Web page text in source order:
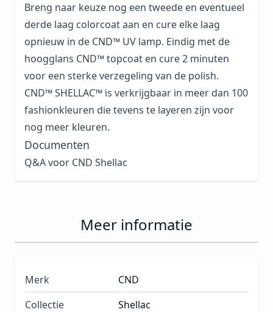
Breng naar keuze nog een tweede en eventueel
derde laag colorcoat aan en cure elke laag
opnieuw in de CND™ UV lamp. Eindig met de
hoogglans CND™ topcoat en cure 2 minuten
voor een sterke verzegeling van de polish.
CND™ SHELLAC™ is verkrijgbaar in meer dan 100
fashionkleuren die tevens te layeren zijn voor
nog meer kleuren.
Documenten
Q&A voor CND Shellac
Meer informatie
Merk
CND
Collectie
Shellac